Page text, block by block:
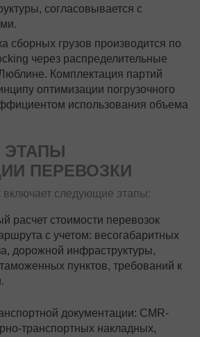
согласовывается с
сборных грузов производится по
через распределительные
Комплектация партий
оптимизации погрузочного
использования объема
ПЕРЕВОЗКИ
включает следующие этапы:
расчет стоимости перевозок
с учетом: весогабаритных
дорожной инфраструктуры,
пунктов, требований к
документации: CMR-
транспортных накладных,